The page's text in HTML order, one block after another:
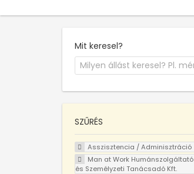
Mit keresel?
SZŰRÉS
Asszisztencia / Adminisztráció
Man at Work Humánszolgáltató
és Személyzeti Tanácsadó Kft.